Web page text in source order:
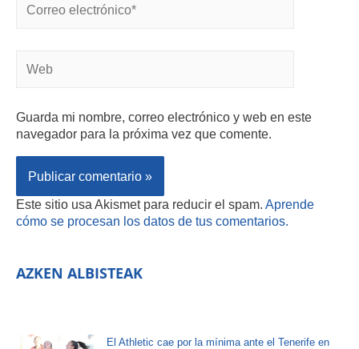
Guarda mi nombre, correo electrónico y web en este
navegador para la próxima vez que comente.
Este sitio usa Akismet para reducir el spam. Aprende
cómo se procesan los datos de tus comentarios.
AZKEN ALBISTEAK
El Athletic cae por la mínima ante el Tenerife en